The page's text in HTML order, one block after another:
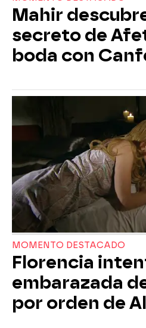
Mahir
secreto de
boda con
MOMENTO DESTACADO
Florencia
embarazada
por orden de